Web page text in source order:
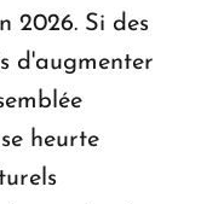
2026. Si des
d'augmenter
heurte